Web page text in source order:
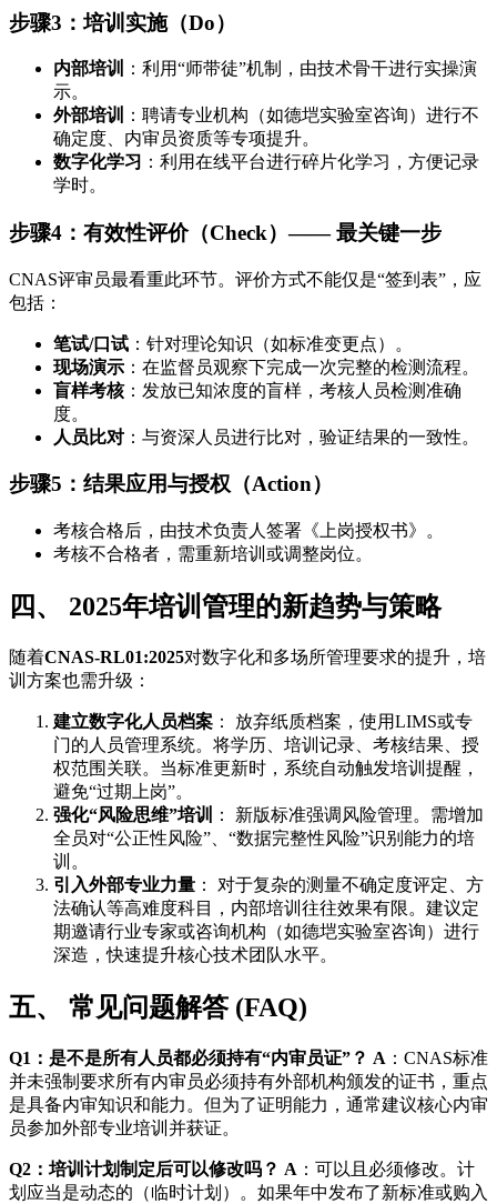
步骤3：培训实施（Do）
内部培训
：利用“师带徒”机制，由技术骨干进行实操演
示。
外部培训
：聘请专业机构（如德垲实验室咨询）进行不
确定度、内审员资质等专项提升。
数字化学习 ：利用在线平台进行碎片化学习，方便记录
学时。
步骤4：有效性评价（Check）——最关键一步
CNAS评审员最看重此环节。评价方式不能仅是“签到表”，应
包括：
笔试/口试 ：针对理论知识（如标准变更点）。
现场演示 ：在监督员观察下完成一次完整的检测流程。
盲样考核：发放已知浓度的盲样，考核人员检测准确
度。
人员比对 ：与资深人员进行比对，验证结果的一致性。
步骤5：结果应用与授权（Action）
考核合格后，由技术负责人签署《上岗授权书》。
考核不合格者，需重新培训或调整岗位。
四、 2025年培训管理的新趋势与策略
随着CNAS-RL01:2025对数字化和多场所管理要求的提升，培
训方案也需升级：
建立数字化人员档案 ： 放弃纸质档案，使用LIMS或专
门的人员管理系统。将学历、培训记录、考核结果、授
权范围关联。当标准更新时，系统自动触发培训提醒，
避免“过期上岗”。
强化“风险思维”培训
： 新版标准强调风险管理。需增加
全员对“公正性风险”、“数据完整性风险”识别能力的培
训。
引入外部专业力量 ： 对于复杂的测量不确定度评定、方
法确认等高难度科目，内部培训往往效果有限。建议定
期邀请行业专家或咨询机构（如德垲实验室咨询）进行
深造，快速提升核心技术团队水平。
五、 常见问题解答 (FAQ)
Q1：是不是所有人员都必须持有“内审员证”？ A ：CNAS标准
并未强制要求所有内审员必须持有外部机构颁发的证书，重点
是具备内审知识和能力。但为了证明能力，通常建议核心内审
员参加外部专业培训并获证。
Q2：培训计划制定后可以修改吗？ A ：可以且必须修改。计
划应当是动态的（临时计划）。如果年中发布了新标准或购入